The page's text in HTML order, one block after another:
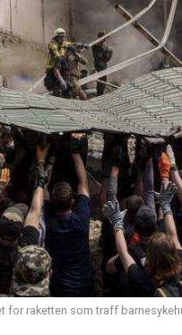
for raketten som traff